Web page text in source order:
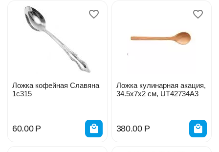
Ложка кофейная Славяна
1с315
60.00 Р
Ложка кулинарная акация,
34.5х7х2 см, UT42734A3
380.00 Р